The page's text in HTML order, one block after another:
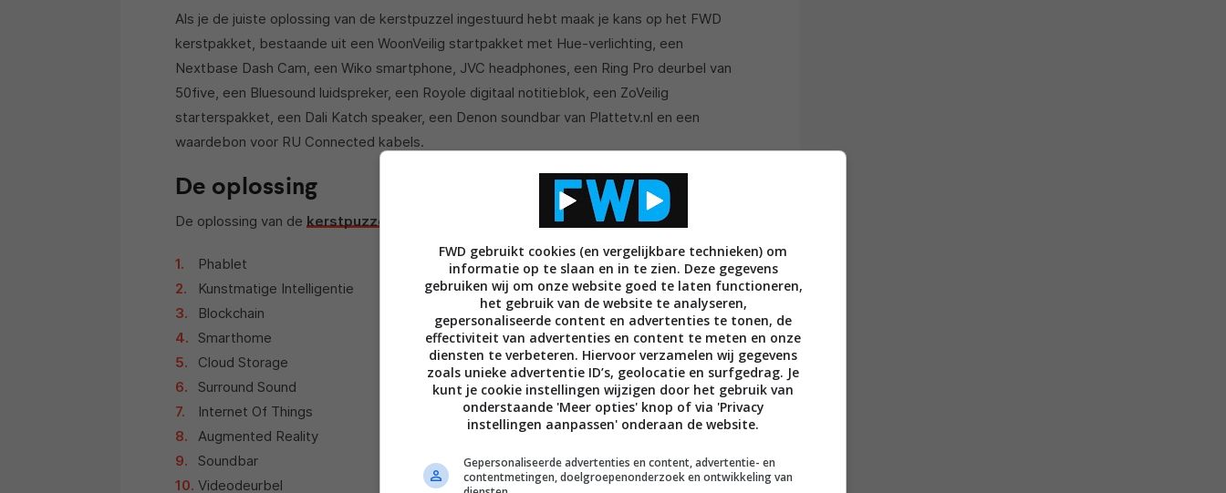
Als je de juiste oplossing van de kerstpuzzel ingestuurd hebt maak je kans op het FWD
kerstpakket, bestaande uit een WoonVeilig startpakket met Hue-verlichting, een
Nextbase Dash Cam, een Wiko smartphone, JVC headphones, een Ring Pro deurbel van
50five, een Bluesound luidspreker, een Royole digitaal notitieblok, een ZoVeilig
starterspakket, een Dali Katch speaker, een Denon soundbar van Plattetv.nl en een
waardebon voor RU Connected kabels.
De oplossing
De oplossing van de kerstpuzzel
Phablet
Kunstmatige Intelligentie
Blockchain
Smarthome
Cloud Storage
Surround Sound
Internet Of Things
Augmented Reality
Soundbar
Videodeurbel
FWD gebruikt cookies (en vergelijkbare technieken) om
informatie op te slaan en in te zien. Deze gegevens
gebruiken wij om onze website goed te laten functioneren,
het gebruik van de website te analyseren,
gepersonaliseerde content en advertenties te tonen, de
effectiviteit van advertenties en content te meten en onze
diensten te verbeteren. Hiervoor verzamelen wij gegevens
zoals unieke advertentie ID’s, geolocatie en surfgedrag. Je
kunt je cookie instellingen wijzigen door het gebruik van
onderstaande 'Meer opties' knop of via 'Privacy
instellingen aanpassen' onderaan de website.
Gepersonaliseerde advertenties en content, advertentie- en
contentmetingen, doelgroepenonderzoek en ontwikkeling van